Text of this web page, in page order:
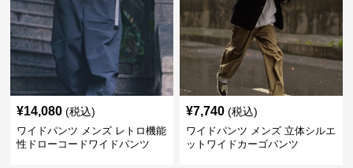
¥14,080 (税込)
ワイドパンツ メンズ レトロ機能
性ドローコードワイドパンツ
¥7,740 (税込)
ワイドパンツ メンズ 立体シルエ
ットワイドカーゴパンツ